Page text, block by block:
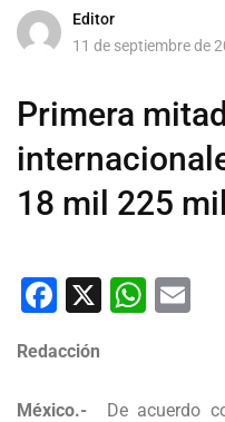
Editor
11 de septiembre de
Primera
18 mil 225
Facebook
X
Redacción
México.-
De acuerdo